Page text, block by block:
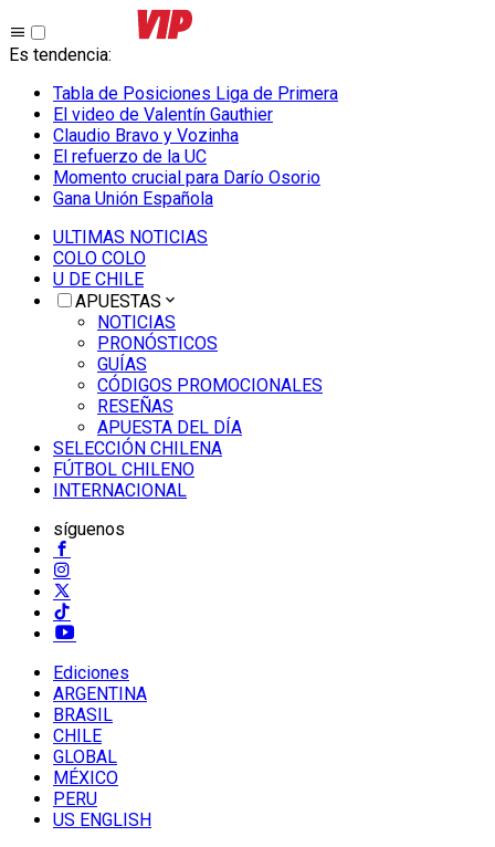
Es tendencia:
Tabla de Posiciones Liga de Primera
El video de Valentín Gauthier
Claudio Bravo y Vozinha
El refuerzo de la UC
Momento crucial para Darío Osorio
Gana Unión Española
ULTIMAS NOTICIAS
COLO COLO
U DE CHILE
APUESTAS
NOTICIAS
PRONÓSTICOS
GUÍAS
CÓDIGOS PROMOCIONALES
RESEÑAS
APUESTA DEL DÍA
SELECCIÓN CHILENA
FÚTBOL CHILENO
INTERNACIONAL
síguenos
Ediciones
ARGENTINA
BRASIL
CHILE
GLOBAL
MÉXICO
PERU
US ENGLISH